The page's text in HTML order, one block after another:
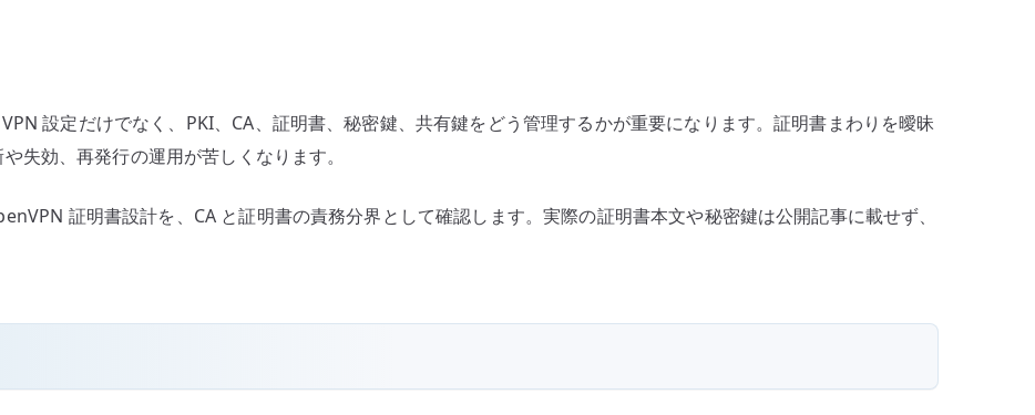
明
務
設定だけでなく、PKI、CA、証明書、秘密鍵、共有鍵をどう管理するかが重要になります。証明書まわりを曖昧
失効、再発行の運用が苦しくなります。
証明書設計を、CA と証明書の責務分界として確認します。実際の証明書本文や秘密鍵は公開記事に載せず、